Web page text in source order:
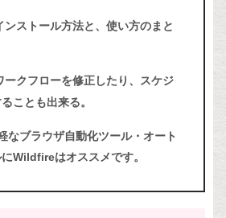
ストール方法と、使い方のまと
クフローを修正したり、スケジ
ことも出来る。
なブラウザ自動化ツール・オート
Wildfireはオススメです。